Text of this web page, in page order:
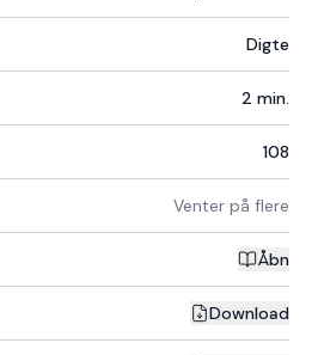
Digte
2 min.
108
Venter på flere
Åbn
Download